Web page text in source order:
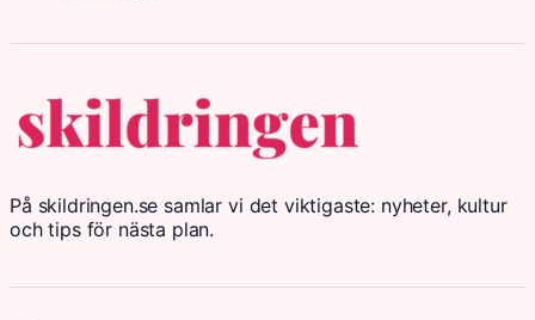
På skildringen.se samlar vi det viktigaste: nyheter, kultur
och tips för nästa plan.